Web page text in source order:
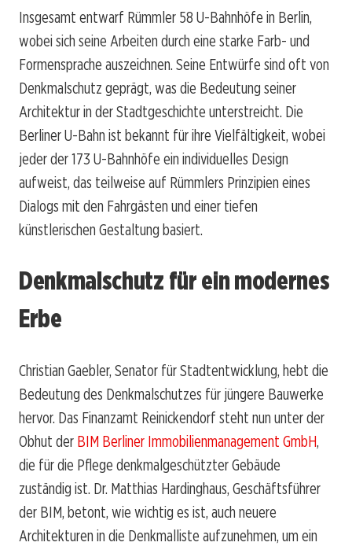
Insgesamt entwarf Rümmler 58 U-Bahnhöfe in Berlin,
wobei sich seine Arbeiten durch eine starke Farb- und
Formensprache auszeichnen. Seine Entwürfe sind oft von
Denkmalschutz geprägt, was die Bedeutung seiner
Architektur in der Stadtgeschichte unterstreicht. Die
Berliner U-Bahn ist bekannt für ihre Vielfältigkeit, wobei
jeder der 173 U-Bahnhöfe ein individuelles Design
aufweist, das teilweise auf Rümmlers Prinzipien eines
Dialogs mit den Fahrgästen und einer tiefen
künstlerischen Gestaltung basiert.
Denkmalschutz für ein modernes
Erbe
Christian Gaebler, Senator für Stadtentwicklung, hebt die
Bedeutung des Denkmalschutzes für jüngere Bauwerke
hervor. Das Finanzamt Reinickendorf steht nun unter der
Obhut der BIM Berliner Immobilienmanagement GmbH,
die für die Pflege denkmalgeschützter Gebäude
zuständig ist. Dr. Matthias Hardinghaus, Geschäftsführer
der BIM, betont, wie wichtig es ist, auch neuere
Architekturen in die Denkmalliste aufzunehmen, um ein